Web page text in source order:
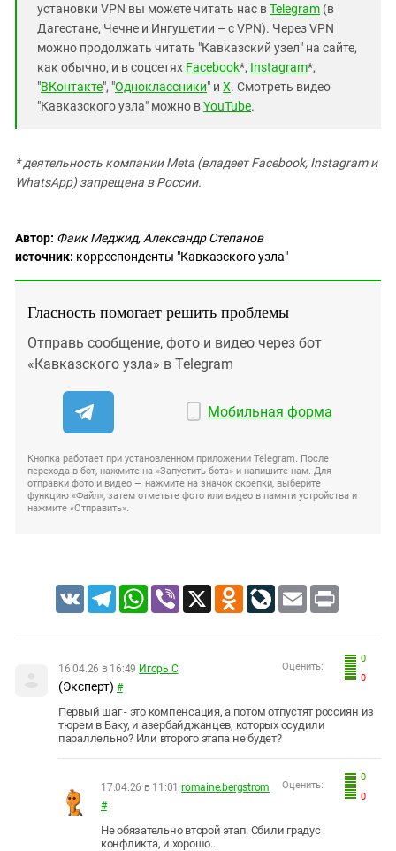
установки VPN вы можете читать нас вTelegram (в
Дагестане, Чечне и Ингушетии – с VPN). Через VPN
можно продолжать читать "Кавказский узел" на сайте,
как обычно, и в соцсетях Facebook*, Instagram*,
"ВКонтакте", "Одноклассники" и X. Смотреть видео
"Кавказского узла" можно вYouTube.
* деятельность компании Meta (владеет Facebook, Instagram и
WhatsApp) запрещена в России.
Автор: Фаик Меджид, Александр Степанов
источник: корреспонденты "Кавказского узла"
Гласность помогает решить проблемы
Отправь сообщение, фото и видео через бот
«Кавказского узла» в Telegram
Мобильная форма
Кнопка работает при установленном приложении Telegram. После
перехода в бот, нажмите на «Запустить бота» и напишите нам. Для
отправки фото и видео — нажмите на значок скрепки, выберите
функцию «Файл», затем отметьте фото или видео в памяти устройства и
нажмите «Отправить».
VK TelegramWhatsApp
Viber X Odnoklassniki
LiveJournal
Email Print
0
0
Оценить:
16.04.26 в 16:49 Игорь С
(Эксперт) #
Первый шаг - это компенсация, а потом отпустят россиян из
тюрем в Баку, и азербайджанцев, которых осудили
параллельно? Или второго этапа не будет?
0
0
Оценить:
17.04.26 в 11:01 romaine.bergstrom
#
Не обязательно второй этап. Сбили градус
конфликта, и хорошо...